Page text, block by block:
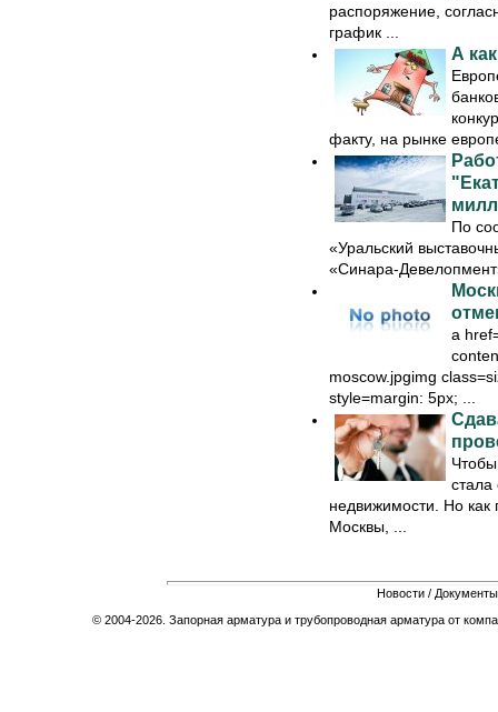
распоряжение,
график ...
А
факту, на рынке
По
«Уральский
«Синара-
a
moscow.jpgimg
style=margin: 5px; ...
стала
недвижимости. Но как
Москвы, ...
Новости / Документы
© 2004-2026. Запорная арматура и трубопроводная арматура от